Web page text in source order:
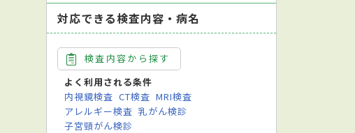
対応できる検査内容・病名
検査内容から探す
よく利用される条件
内視鏡検査 CT検査 MRI検査
アレルギー検査 乳がん検診
子宮頸がん検診